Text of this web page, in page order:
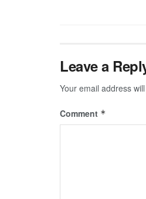
Leave a
Your email address
Comment *